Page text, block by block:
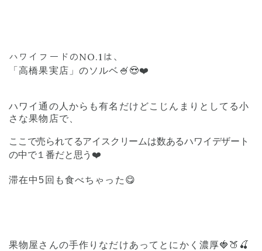
ハワイフードのNO.1は、
「高橋果実店」のソルベ🍧😍❤️
ハワイ通の人からも有名だけどこじんまりとしてる小
さな果物店で、
ここで売られてるアイスクリームは数あるハワイデザート
の中で１番だと思う❤️
滞在中5回も食べちゃった😋
果物屋さんの手作りなだけあってとにかく濃厚🍓🍑🍒